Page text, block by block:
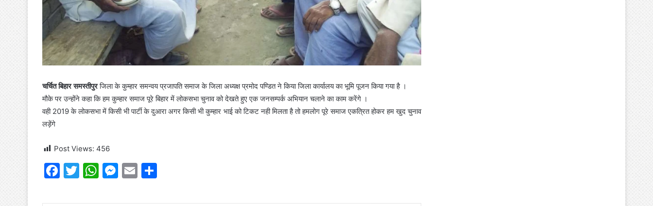
चर्चित बिहार समस्तीपुरजिला के कुम्हार समन्वय प्रजापति समाज के जिला अध्यक्ष प्रमोद पण्डित ने किया जिला कार्यालय का भूमि पूजन किया गया है ।
मौके पर उन्होंने कहा कि हम कुम्हार समाज पूरे बिहार में लोकसभा चुनाव को देखते हुए एक जनसम्पर्क अभियान चलाने का काम करेंगे ।
वही 2019 के लोकसभा में किसी भी पार्टी के दुआरा अगर किसी भी कुम्हार भाई को टिकट नही मिलता है तो हमलोग पूरे समाज एकत्रित होकर हम खुद चुनाव
लड़ेंगे
Post Views: 456
F
c
T
itt
W
at
M
s
E
ai ar